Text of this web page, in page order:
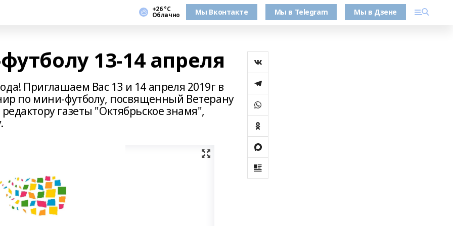
+26 °С
Облачно Мы Вконтакте Мы в Telegram Мы в Дзене
13-14 апреля
Приглашаем Вас 13 и 14 апреля 2019г в
по мини-футболу, посвященный Ветерану
газеты "Октябрьское знамя",